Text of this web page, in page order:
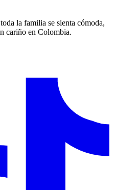
la familia se sienta cómoda,
cariño en Colombia.